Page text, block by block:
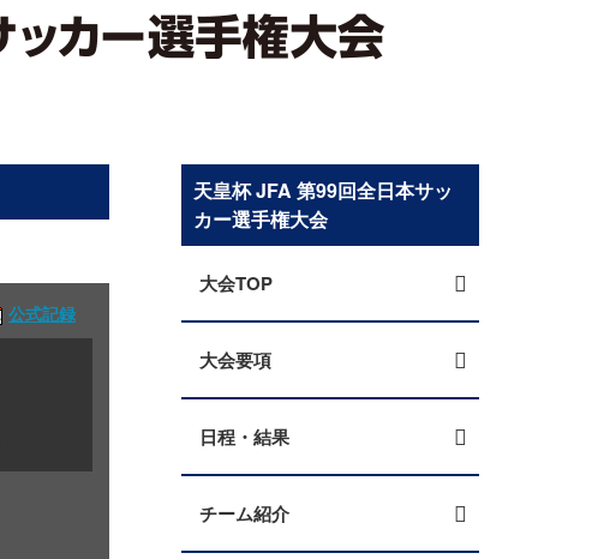
公式記録
天皇杯 JFA 第99回全日本サッ
カー選手権大会
大会TOP
大会要項
日程・結果
チーム紹介